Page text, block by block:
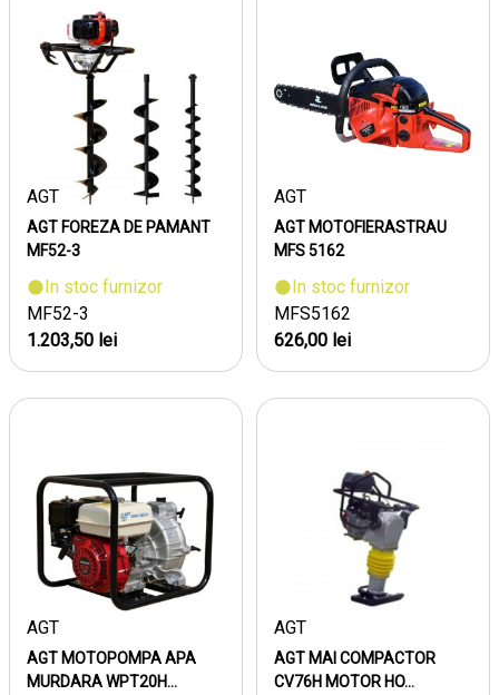
AGT
AGT FOREZA DE PAMANT
MF52-3
In stoc furnizor
MF52-3
1.203,50 lei
AGT
AGT MOTOFIERASTRAU
MFS 5162
In stoc furnizor
MFS5162
626,00 lei
AGT
AGT MOTOPOMPA APA
MURDARA WPT20H...
AGT
AGT MAI COMPACTOR
CV76H MOTOR HO...